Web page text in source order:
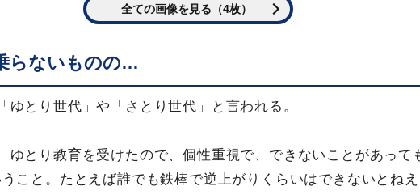
全ての画像を見る（4枚）
らないものの…
ゆとり世代」や「さとり世代」と言われる。
ゆとり教育を受けたので、個性重視で、できないことがあって
こと。たとえば誰でも鉄棒で逆上がりくらいはできないとね